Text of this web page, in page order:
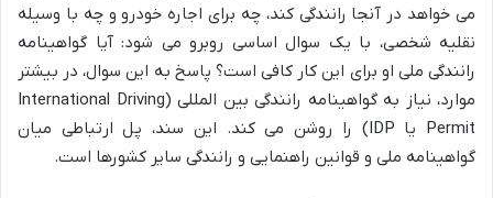
می خواهد در آنجا رانندگی کند، چه برای اجاره خودرو و چه با وسیله
نقلیه شخصی، با یک سوال اساسی روبرو می شود: آیا گواهینامه
رانندگی ملی او برای این کار کافی است؟ پاسخ به این سوال، در بیشتر
موارد، نیاز به گواهینامه رانندگی بین المللی (International Driving
Permit یا IDP) را روشن می کند. این سند، پل ارتباطی میان
گواهینامه ملی و قوانین راهنمایی و رانندگی سایر کشورها است.